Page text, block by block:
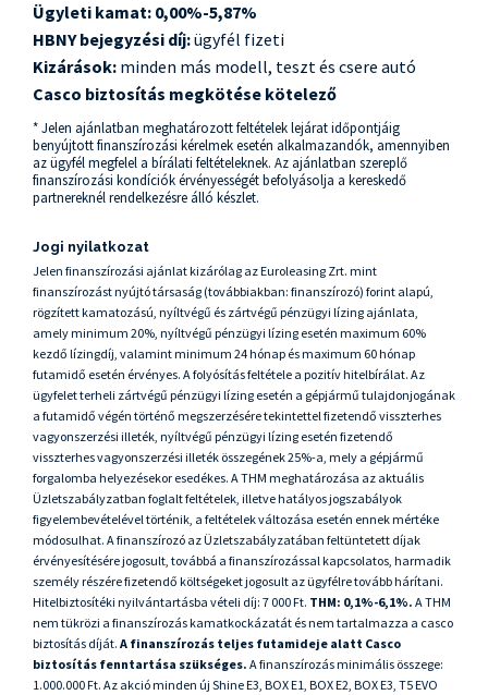
Ügyleti kamat: 0,00%-5,87%
HBNY bejegyzési díj:ügyfél fizeti
Kizárások: minden más modell, teszt és csere autó
Casco biztosítás megkötése kötelező
* Jelen ajánlatban meghatározott feltételek lejárat időpontjáig
benyújtott finanszírozási kérelmek esetén alkalmazandók, amennyiben
az ügyfél megfelel a bírálati feltételeknek. Az ajánlatban szereplő
finanszírozási kondíciók érvényességét befolyásolja a kereskedő
partnereknél rendelkezésre álló készlet.
Jogi nyilatkozat
Jelen finanszírozási ajánlat kizárólag az Euroleasing Zrt. mint
finanszírozást nyújtó társaság (továbbiakban: finanszírozó) forint alapú,
rögzített kamatozású, nyíltvégű és zártvégű pénzügyi lízing ajánlata,
amely minimum 20%, nyíltvégű pénzügyi lízing esetén maximum 60%
kezdő lízingdíj, valamint minimum 24 hónap és maximum 60 hónap
futamidő esetén érvényes. A folyósítás feltétele a pozitív hitelbírálat. Az
ügyfelet terheli zártvégű pénzügyi lízing esetén a gépjármű tulajdonjogának
a futamidő végén történő megszerzésére tekintettel fizetendő visszterhes
vagyonszerzési illeték, nyíltvégű pénzügyi lízing esetén fizetendő
visszterhes vagyonszerzési illeték összegének 25%-a, mely a gépjármű
forgalomba helyezésekor esedékes. A THM meghatározása az aktuális
Üzletszabályzatban foglalt feltételek, illetve hatályos jogszabályok
figyelembevételével történik, a feltételek változása esetén ennek mértéke
módosulhat. A finanszírozó az Üzletszabályzatában feltüntetett díjak
érvényesítésére jogosult, továbbá a finanszírozással kapcsolatos, harmadik
személy részére fizetendő költségeket jogosult az ügyfélre tovább hárítani.
Hitelbiztosítéki nyilvántartásba vételi díj: 7 000 Ft. THM: 0,1%-6,1%. A THM
nem tükrözi a finanszírozás kamatkockázatát és nem tartalmazza a casco
biztosítás díját. A finanszírozás teljes futamideje alatt Casco
biztosítás fenntartása szükséges. A finanszírozás minimális összege:
1.000.000 Ft. Az akció minden új Shine E3, BOX E1, BOX E2, BOX E3, T5 EVO